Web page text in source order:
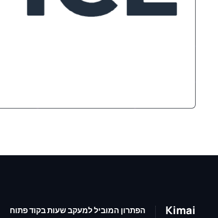
Kimai הפתרון המוביל למעקב שעות בקוד פתוח